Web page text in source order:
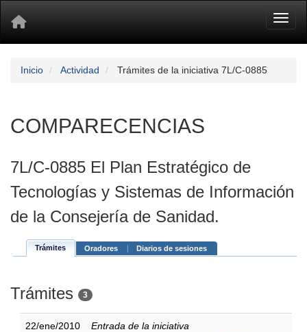
Inicio Actividad Trámites de la iniciativa 7L/C-0885
COMPARECENCIAS
7L/C-0885 El Plan Estratégico de
Tecnologías y Sistemas de Información
de la Consejería de Sanidad.
Trámites Oradores Diarios de sesiones
Trámites 3
22/ene/2010
Entrada de la iniciativa